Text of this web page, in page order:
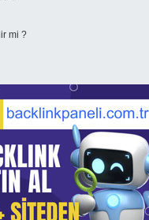
mi ?